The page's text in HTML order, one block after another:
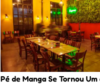
Pé de Manga Se Tornou